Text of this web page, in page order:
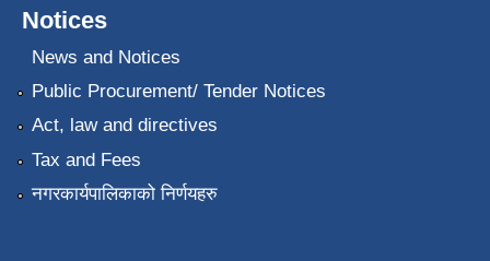
Notices
News and Notices
Public Procurement/ Tender Notices
Act, law and directives
Tax and Fees
नगरकार्यपालिकाको निर्णयहरु